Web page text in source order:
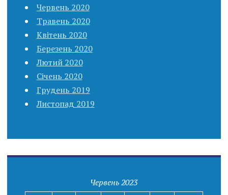
Червень 2020
Травень 2020
Квітень 2020
Березень 2020
Лютий 2020
Січень 2020
Грудень 2019
Листопад 2019
Червень 2023